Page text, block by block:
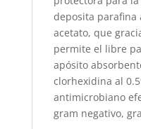
deposita parafina
acetato, que
permite el libre
apósito
clorhexidina al
antimicrobiano
gram negativo,